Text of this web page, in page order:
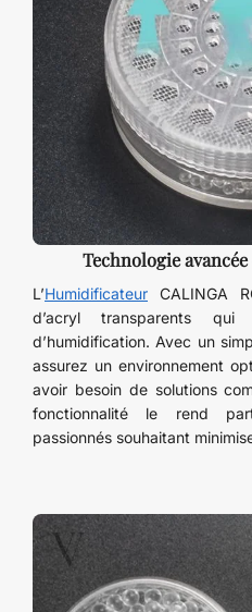
Technologie
L’Humidificateur CALINGA
d’acryl transparents qui
d’humidification. Avec un
assurez un environnement
avoir besoin de solutions
fonctionnalité le rend
passionnés souhaitant